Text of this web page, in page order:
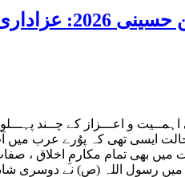
ترویج کا ذریعہ ہے، قائد ملت جعفریہ آیت اللہ سید ساجد علی نقوی
و اعـــزاز کے چــند پہـــلو